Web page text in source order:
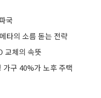
국
타의 소름 돋는 전략
교체의 속뜻
가구 40%가 노후 주택